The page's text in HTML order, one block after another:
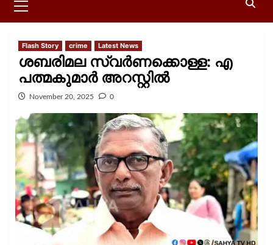
Flash Story crime Latest News
ശബരിമല സ്വര്‍ണക്കൊള്ള: എ
പത്മകുമാര്‍ അറസ്റ്റില്‍
November 20, 2025 0